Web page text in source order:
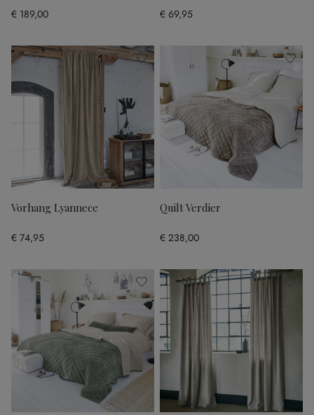
€ 189,00 € 69,95
Vorhang Lyannece
€ 74,95
Quilt Verdier
€ 238,00